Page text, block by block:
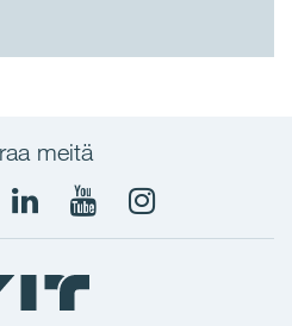
meitä
YIT
Corporation
YIT
Corporation
Instagram